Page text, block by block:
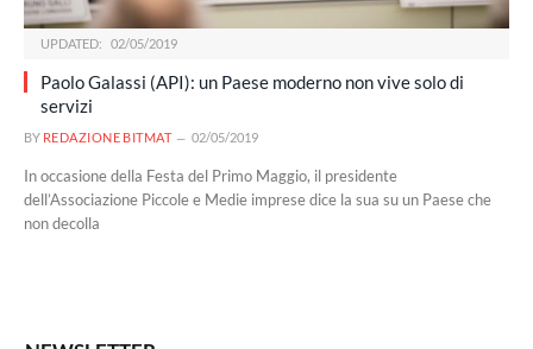
UPDATED: 02/05/2019
Paolo Galassi (API): un Paese moderno non vive solo di
servizi
BY REDAZIONE BITMAT 02/05/2019
In occasione della Festa del Primo Maggio, il presidente
dell’Associazione Piccole e Medie imprese dice la sua su un Paese che
non decolla